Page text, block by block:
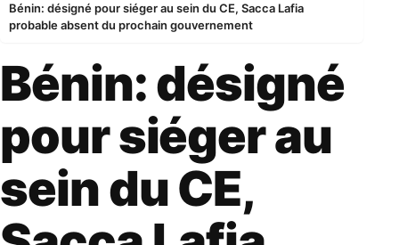
Bénin: désigné pour siéger au sein du CE, Sacca Lafia
probable absent du prochain gouvernement
Bénin: désigné
pour siéger au
sein du CE,